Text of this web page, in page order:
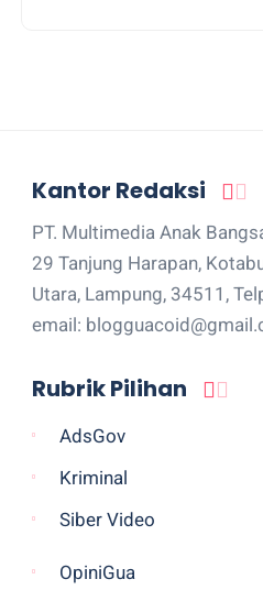
Kantor Redaksi
PT. Multimedia Anak
29 Tanjung Harapan,
Utara, Lampung, 34511,
email:
Rubrik Pilihan
AdsGov
Kriminal
Siber Video
OpiniGua